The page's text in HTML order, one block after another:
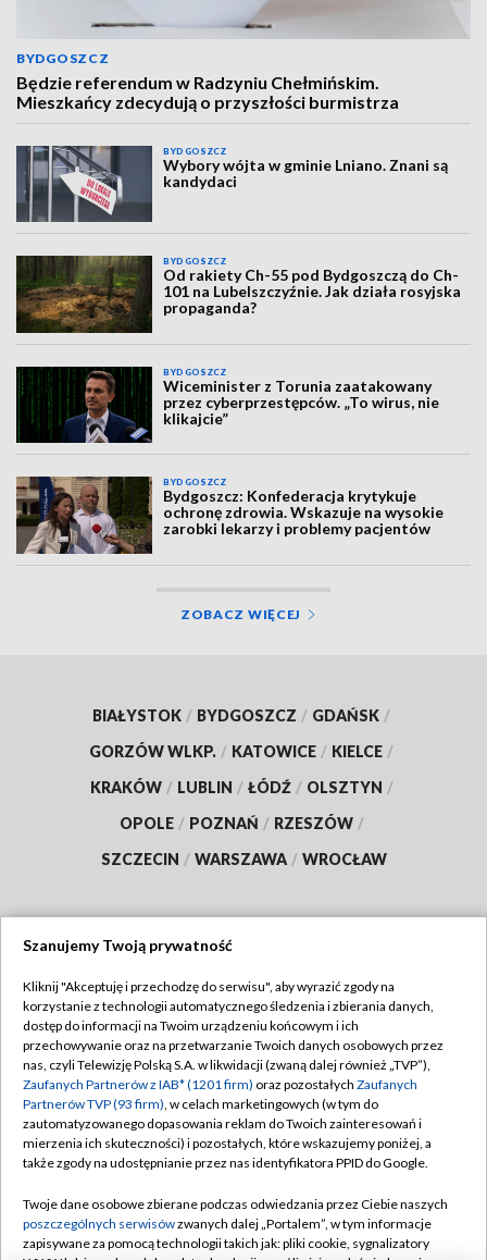
BYDGOSZCZ
Będzie referendum w Radzyniu Chełmińskim.
Mieszkańcy zdecydują o przyszłości burmistrza
BYDGOSZCZ
Wybory wójta w gminie Lniano. Znani są
kandydaci
BYDGOSZCZ
Od rakiety Ch-55 pod Bydgoszczą do Ch-
101 na Lubelszczyźnie. Jak działa rosyjska
propaganda?
BYDGOSZCZ
Wiceminister z Torunia zaatakowany
przez cyberprzestępców. „To wirus, nie
klikajcie”
BYDGOSZCZ
Bydgoszcz: Konfederacja krytykuje
ochronę zdrowia. Wskazuje na wysokie
zarobki lekarzy i problemy pacjentów
ZOBACZ WIĘCEJ
BIAŁYSTOK / BYDGOSZCZ / GDAŃSK /
GORZÓW WLKP. / KATOWICE / KIELCE /
KRAKÓW / LUBLIN / ŁÓDŹ / OLSZTYN /
OPOLE / POZNAŃ / RZESZÓW /
SZCZECIN / WARSZAWA / WROCŁAW
TVP
Abonament TVP
Emisja w TVP
Centrum informacji TVP
Naziemna Telewizja Cyfrowa
Rada Programowa
System NOS
Regulamin TVP
Polityka prywatności
Moje zgody
Pomoc
Kontakt
Szanujemy Twoją prywatność
Kliknij "Akceptuję i przechodzę do serwisu", aby wyrazić zgody na
korzystanie z technologii automatycznego śledzenia i zbierania danych,
dostęp do informacji na Twoim urządzeniu końcowym i ich
przechowywanie oraz na przetwarzanie Twoich danych osobowych przez
nas, czyli Telewizję Polską S.A. w likwidacji (zwaną dalej również „TVP”),
Zaufanych Partnerów z IAB* (1201 firm) oraz pozostałych Zaufanych
Partnerów TVP (93 firm), w celach marketingowych (w tym do
zautomatyzowanego dopasowania reklam do Twoich zainteresowań i
mierzenia ich skuteczności) i pozostałych, które wskazujemy poniżej, a
także zgody na udostępnianie przez nas identyfikatora PPID do Google.
Twoje dane osobowe zbierane podczas odwiedzania przez Ciebie naszych
poszczególnych serwisówzwanych dalej „Portalem”, w tym informacje
zapisywane za pomocą technologii takich jak: pliki cookie, sygnalizatory